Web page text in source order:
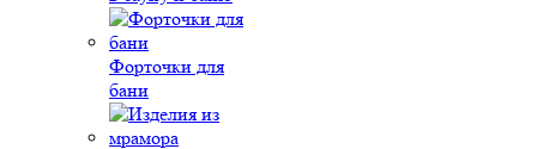
Форточки для
бани